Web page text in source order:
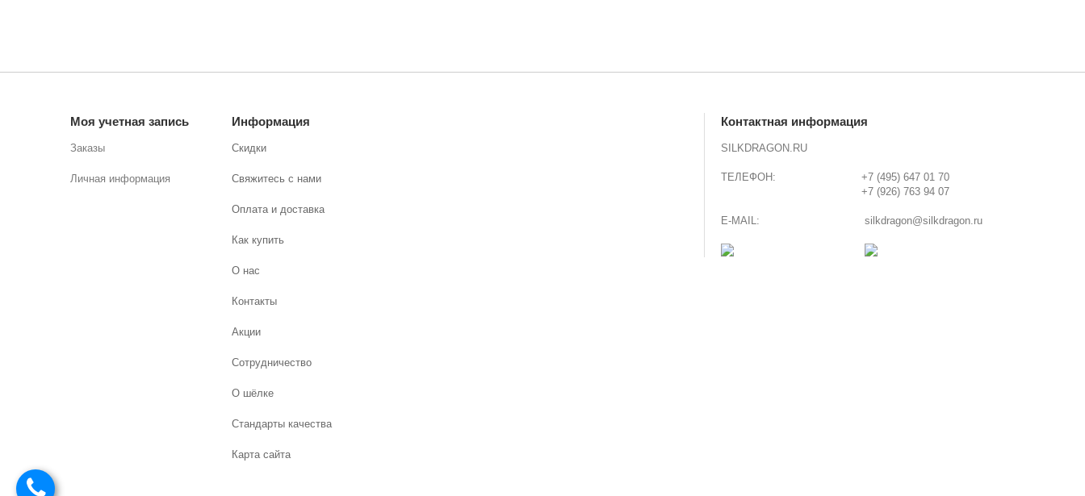
Моя учетная запись
Заказы
Личная информация
Информация
Скидки
Свяжитесь с нами
Оплата и доставка
Как купить
О нас
Контакты
Акции
Сотрудничество
О шёлке
Стандарты качества
Карта сайта
Контактная информация
SILKDRAGON.RU
ТЕЛЕФОН:
+7 (495) 647 01 70
+7 (926) 763 94 07
E-MAIL: silkdragon@silkdragon.ru